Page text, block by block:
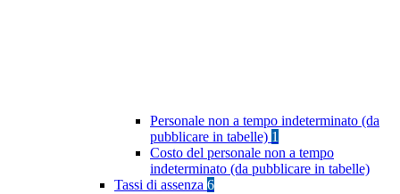
Personale non a tempo indeterminato (da
pubblicare in tabelle) 1
Costo del personale non a tempo
indeterminato (da pubblicare in tabelle)
Tassi di assenza 6